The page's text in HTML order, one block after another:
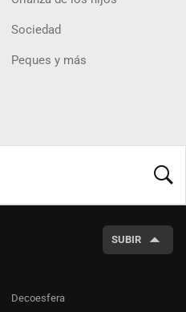
Sociedad
Peques y más
SUBIR
Decoesfera